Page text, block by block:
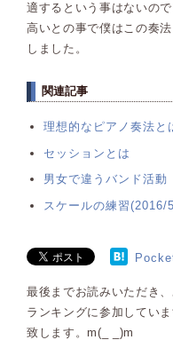
適するという事はないの
高いとの事で僕はこの奏
しました。
関連記事
理想的なピアノ奏法と
セッションとは
男女で違うバンド活動
スケールの練習(2016/
最後までお読みいただき
ランキングに参加してい
致します。m(_ _)m